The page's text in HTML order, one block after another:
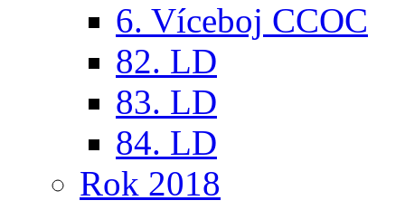
6. Víceboj CCOC
82. LD
83. LD
84. LD
Rok 2018